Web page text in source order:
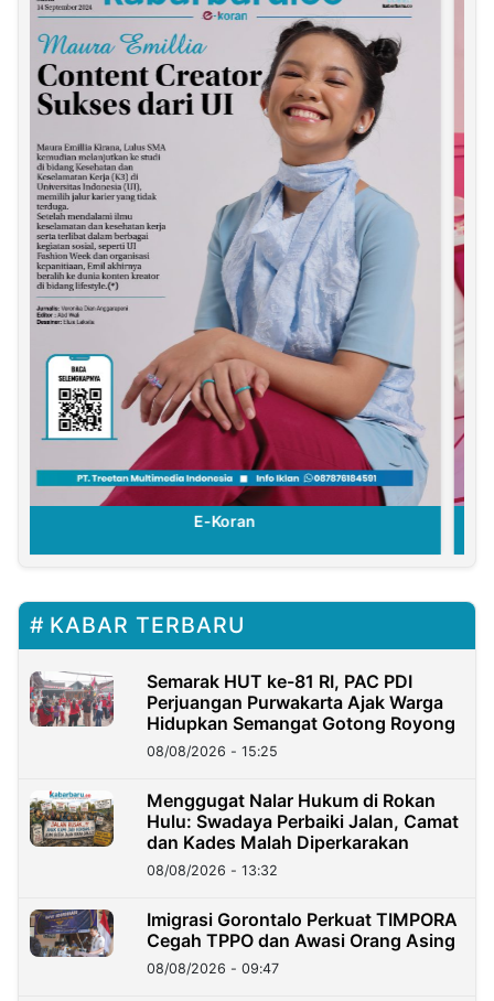
E-Koran
KABAR TERBARU
Semarak HUT ke-81 RI, PAC PDI
Perjuangan Purwakarta Ajak Warga
Hidupkan Semangat Gotong Royong
08/08/2026 - 15:25
Menggugat Nalar Hukum di Rokan
Hulu: Swadaya Perbaiki Jalan, Camat
dan Kades Malah Diperkarakan
08/08/2026 - 13:32
Imigrasi Gorontalo Perkuat TIMPORA
Cegah TPPO dan Awasi Orang Asing
08/08/2026 - 09:47